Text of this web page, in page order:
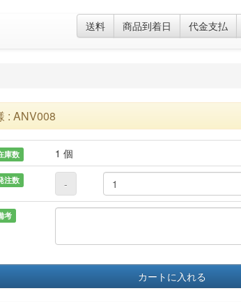
送料 商品到着日 代金支払
: ANV008
庫数 1 個
注数 -
考
カートに入れる